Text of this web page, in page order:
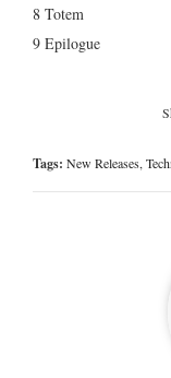
8 Totem
9 Epilogue
Tags: New Releases,